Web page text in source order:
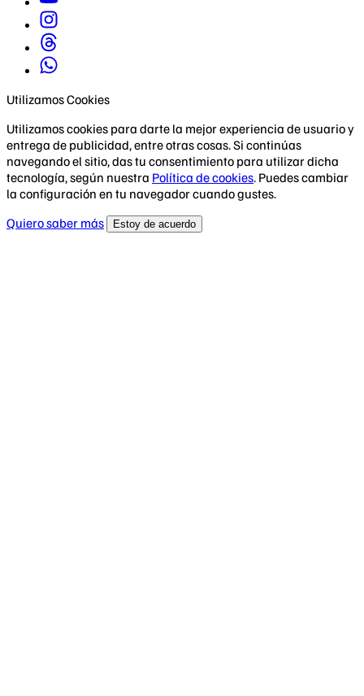
Utilizamos Cookies
Utilizamos cookies para darte la mejor experiencia de usuario y
entrega de publicidad, entre otras cosas. Si continúas
navegando el sitio, das tu consentimiento para utilizar dicha
tecnología, según nuestra Política de cookies. Puedes cambiar
la configuración en tu navegador cuando gustes.
Quiero saber más
Estoy de acuerdo